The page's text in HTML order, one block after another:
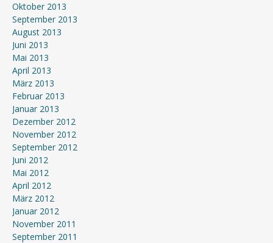
Oktober 2013
September 2013
August 2013
Juni 2013
Mai 2013
April 2013
März 2013
Februar 2013
Januar 2013
Dezember 2012
November 2012
September 2012
Juni 2012
Mai 2012
April 2012
März 2012
Januar 2012
November 2011
September 2011